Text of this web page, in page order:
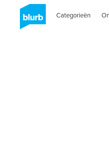
Categorieën